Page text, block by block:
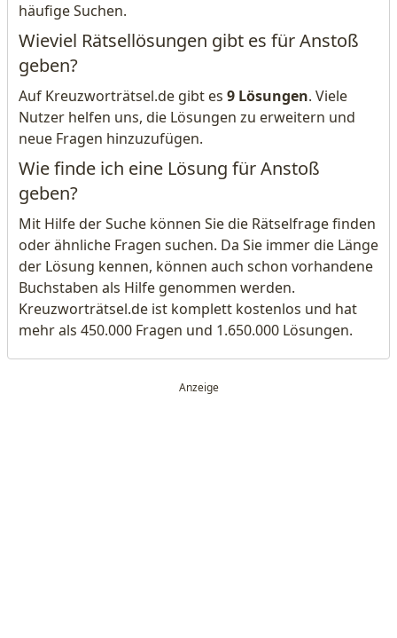
häufige Suchen.
Wieviel Rätsellösungen gibt es für Anstoß
geben?
Auf Kreuzworträtsel.de gibt es 9 Lösungen. Viele
Nutzer helfen uns, die Lösungen zu erweitern und
neue Fragen hinzuzufügen.
Wie finde ich eine Lösung für Anstoß
geben?
Mit Hilfe der Suche können Sie die Rätselfrage finden
oder ähnliche Fragen suchen. Da Sie immer die Länge
der Lösung kennen, können auch schon vorhandene
Buchstaben als Hilfe genommen werden.
Kreuzworträtsel.de ist komplett kostenlos und hat
mehr als 450.000 Fragen und 1.650.000 Lösungen.